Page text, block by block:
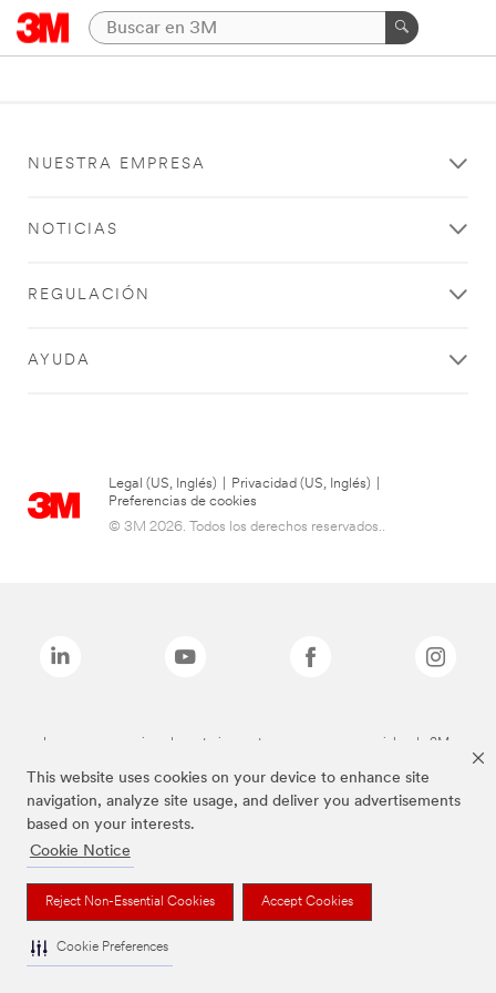
This website uses cookies on your device to enhance site
navigation, analyze site usage, and deliver you advertisements
based on your interests.
Cookie Notice
Reject Non-Essential Cookies Accept Cookies
Cookie Preferences
NUESTRA EMPRESA
NOTICIAS
REGULACIÓN
AYUDA
Legal (US, Inglés) Privacidad (US, Inglés)
Preferencias de cookies
© 3M 2026. Todos los derechos reservados..
Las marcas mencionadas anteriormente son marcas comerciales de 3M.